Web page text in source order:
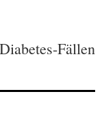
Fällen